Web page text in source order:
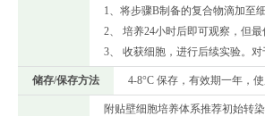
1、将步骤B制备的复合物滴加至
2、 培养24小时后即可观察，但
3、 收获细胞，进行后续实验。
储存/保存方法 4-8°C 保存，有效期一年，
附贴壁细胞培养体系推荐初始转